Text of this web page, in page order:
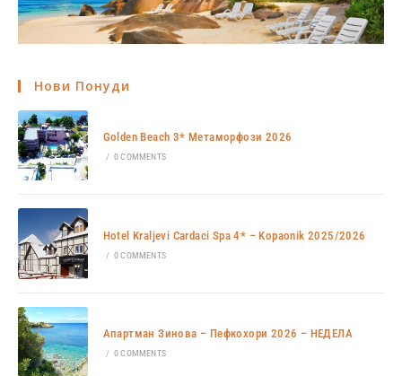
Нови Понуди
Golden Beach 3* Метаморфози 2026
/ 0 COMMENTS
Hotel Kraljevi Cardaci Spa 4* – Kopaonik 2025/2026
/ 0 COMMENTS
Апартман Зинова – Пефкохори 2026 – НЕДЕЛА
/ 0 COMMENTS